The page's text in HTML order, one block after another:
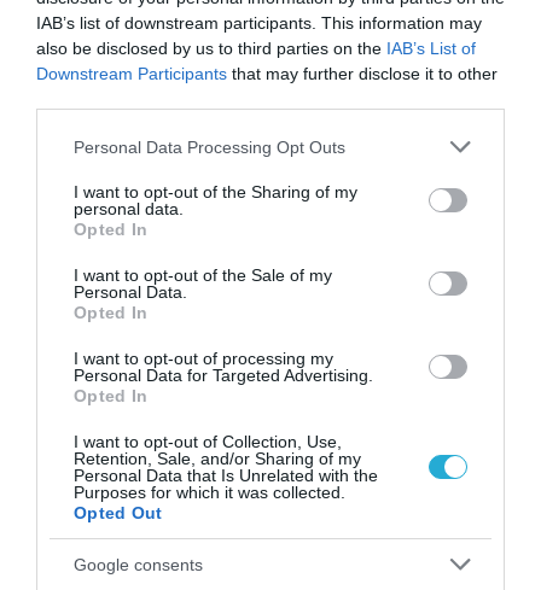
IAB’s list of downstream participants. This information may
also be disclosed by us to third parties on the IAB’s List of
Downstream Participants that may further disclose it to other
Please note that this website/app uses one or more Google
not limited to your visit or usage behaviour. You may click to
grant or deny consent to Google and its third-party tags to
use your data for below specified purposes in below Google
consent section.
Personal Data Processing Opt Outs
I want to opt-out of the Sharing of my
personal data.
Opted In
I want to opt-out of the Sale of my
Personal Data.
Opted In
I want to opt-out of processing my
Personal Data for Targeted Advertising.
Opted In
I want to opt-out of Collection, Use,
Retention, Sale, and/or Sharing of my
Personal Data that Is Unrelated with the
Purposes for which it was collected.
Opted Out
Google consents
TAGS: ΠΙΝΔΟΣ
ΠΕΡΙΣΣΟΤΕΡA
06.08.2026
ΕΒΕΠ: Συνάντηση συνεργασίας με τον Τάκη
Θεοδωρικάκο ενόψει ΔΕΘ